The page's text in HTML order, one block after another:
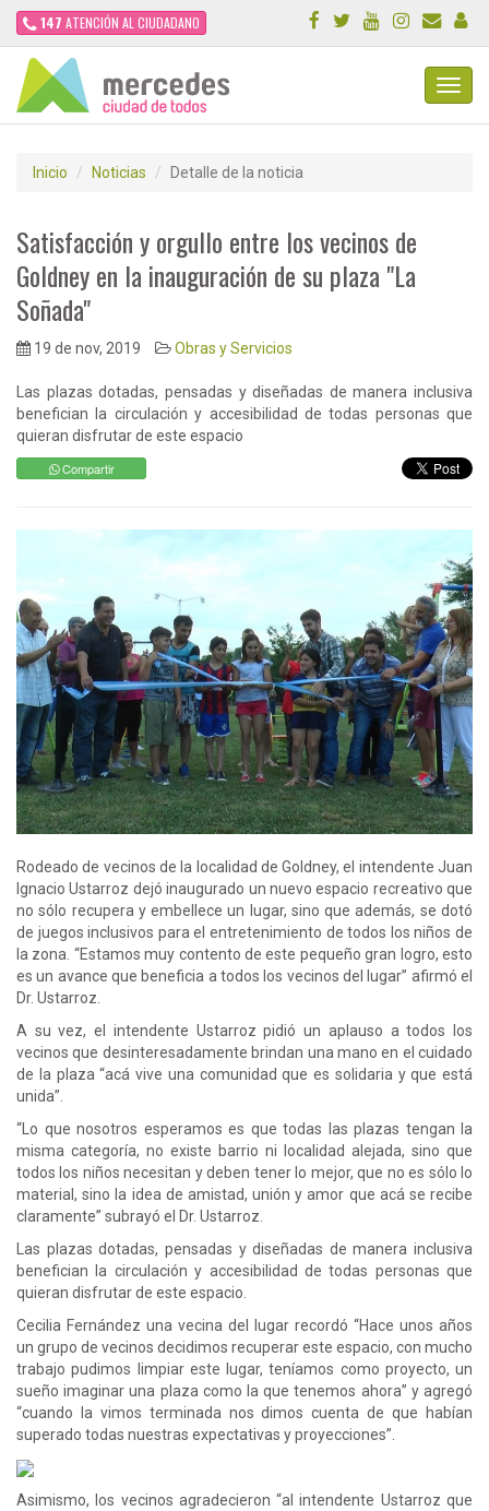
147 ATENCIÓN AL CIUDADANO
Inicio Noticias Detalle de la noticia
Satisfacción y orgullo entre los vecinos de
Goldney en la inauguración de su plaza "La
Soñada"
19 de nov, 2019 Obras y Servicios
Las plazas dotadas, pensadas y diseñadas de manera inclusiva
benefician la circulación y accesibilidad de todas personas que
quieran disfrutar de este espacio
Compartir
Rodeado de vecinos de la localidad de Goldney, el intendente Juan
Ignacio Ustarroz dejó inaugurado un nuevo espacio recreativo que
no sólo recupera y embellece un lugar, sino que además, se dotó
de juegos inclusivos para el entretenimiento de todos los niños de
la zona. “Estamos muy contento de este pequeño gran logro, esto
es un avance que beneficia a todos los vecinos del lugar” afirmó el
Dr. Ustarroz.
A su vez, el intendente Ustarroz pidió un aplauso a todos los
vecinos que desinteresadamente brindan una mano en el cuidado
de la plaza “acá vive una comunidad que es solidaria y que está
unida”.
“Lo que nosotros esperamos es que todas las plazas tengan la
misma categoría, no existe barrio ni localidad alejada, sino que
todos los niños necesitan y deben tener lo mejor, que no es sólo lo
material, sino la idea de amistad, unión y amor que acá se recibe
claramente” subrayó el Dr. Ustarroz.
Las plazas dotadas, pensadas y diseñadas de manera inclusiva
benefician la circulación y accesibilidad de todas personas que
quieran disfrutar de este espacio.
Cecilia Fernández una vecina del lugar recordó “Hace unos años
un grupo de vecinos decidimos recuperar este espacio, con mucho
trabajo pudimos limpiar este lugar, teníamos como proyecto, un
sueño imaginar una plaza como la que tenemos ahora” y agregó
“cuando la vimos terminada nos dimos cuenta de que habían
superado todas nuestras expectativas y proyecciones”.
Asimismo, los vecinos agradecieron “al intendente Ustarroz que